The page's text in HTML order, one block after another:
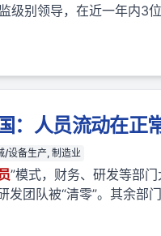
级别领导，在近一年内3
：人员流动在正
/设备生产, 制造业
”模式，财务、研发等部
团队被“清零”。其余部